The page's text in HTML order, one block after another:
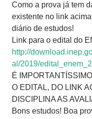
Como a prova já tem
existente no link
diário de estudos!
Link para o edital do
http://
al/2019/
É
O EDITAL, DO LINK
DISCIPLINA AS
Bons estudos! Boa